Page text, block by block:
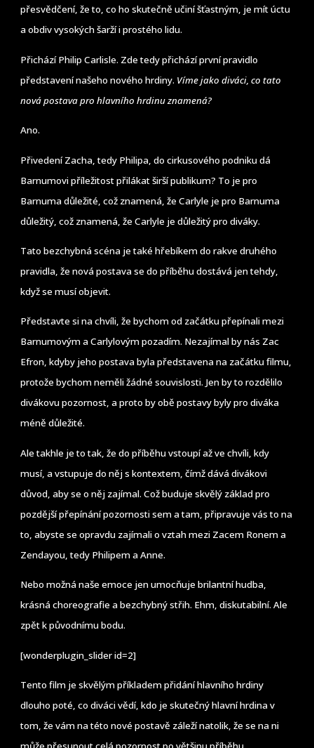
přesvědčení, že to, co ho skutečně učiní šťastným, je mít úctu
a obdiv vysokých šarží i prostého lidu.
Přichází Philip Carlisle. Zde tedy přichází první pravidlo
představení našeho nového hrdiny. Víme jako diváci, co tato
nová postava pro hlavního hrdinu znamená?
Ano.
Přivedení Zacha, tedy Philipa, do cirkusového podniku dá
Barnumovi příležitost přilákat širší publikum? To je pro
Barnuma důležité, což znamená, že Carlyle je pro Barnuma
důležitý, což znamená, že Carlyle je důležitý pro diváky.
Tato bezchybná scéna je také hřebíkem do rakve druhého
pravidla, že nová postava se do příběhu dostává jen tehdy,
když se musí objevit.
Představte si na chvíli, že bychom od začátku přepínali mezi
Barnumovým a Carlylovým pozadím. Nezajímal by nás Zac
Efron, kdyby jeho postava byla představena na začátku filmu,
protože bychom neměli žádné souvislosti. Jen by to rozdělilo
divákovu pozornost, a proto by obě postavy byly pro diváka
méně důležité.
Ale takhle je to tak, že do příběhu vstoupí až ve chvíli, kdy
musí, a vstupuje do něj s kontextem, čímž dává divákovi
důvod, aby se o něj zajímal. Což buduje skvělý základ pro
pozdější přepínání pozornosti sem a tam, připravuje vás to na
to, abyste se opravdu zajímali o vztah mezi Zacem Ronem a
Zendayou, tedy Philipem a Anne.
Nebo možná naše emoce jen umocňuje brilantní hudba,
krásná choreografie a bezchybný střih. Ehm, diskutabilní. Ale
zpět k původnímu bodu.
[wonderplugin_slider id=2]
Tento film je skvělým příkladem přidání hlavního hrdiny
dlouho poté, co diváci vědí, kdo je skutečný hlavní hrdina v
tom, že vám na této nové postavě záleží natolik, že se na ni